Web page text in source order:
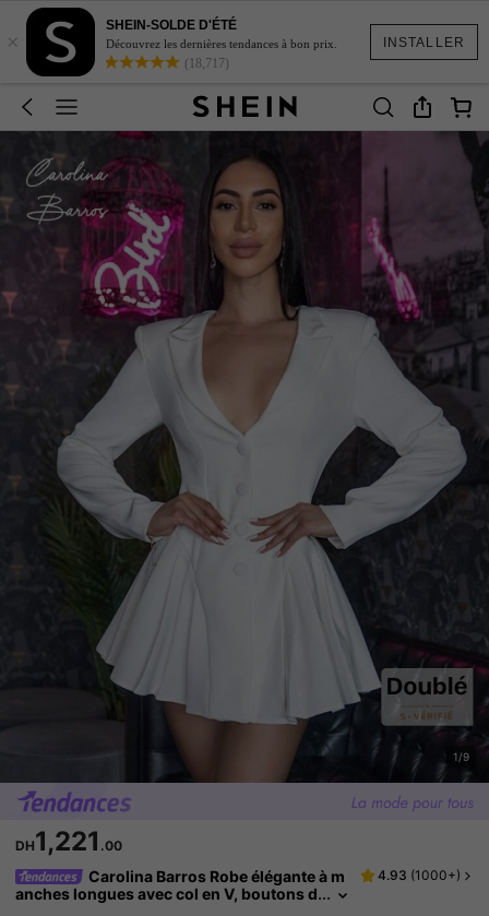
INSTALLER
×
SHEIN-SOLDE D'ÉTÉ
Découvrez les dernières tendances à bon prix.
(18,717)
1/9
DH1,221 .00
Carolina Barros Robe élégante à m
anches longues avec col en V, boutons d
4.93 (1000+)